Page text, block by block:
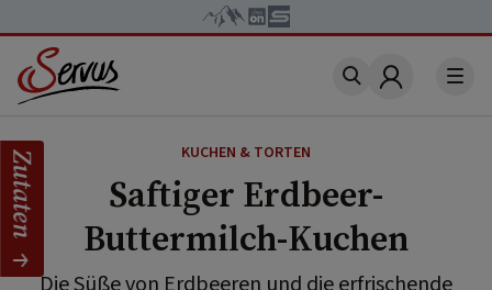
Account
KUCHEN & TORTEN
Saftiger Erdbeer-
Buttermilch-Kuchen
Zutaten